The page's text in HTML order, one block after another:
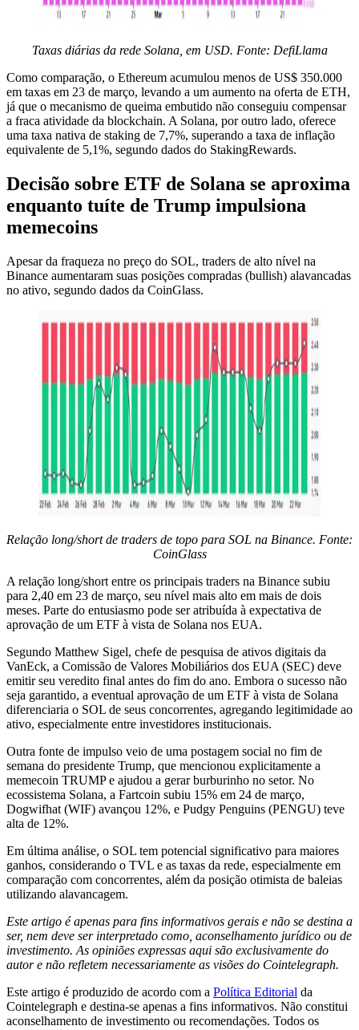
Taxas diárias da rede Solana, em USD. Fonte: DefiLlama
Como comparação, o Ethereum acumulou menos de US$ 350.000
em taxas em 23 de março, levando a um aumento na oferta de ETH,
já que o mecanismo de queima embutido não conseguiu compensar
a fraca atividade da blockchain. A Solana, por outro lado, oferece
uma taxa nativa de staking de 7,7%, superando a taxa de inflação
equivalente de 5,1%, segundo dados do StakingRewards.
Decisão sobre ETF de Solana se aproxima
enquanto tuíte de Trump impulsiona
memecoins
Apesar da fraqueza no preço do SOL, traders de alto nível na
Binance aumentaram suas posições compradas (bullish) alavancadas
no ativo, segundo dados da CoinGlass.
Relação long/short de traders de topo para SOL na Binance. Fonte:
CoinGlass
A relação long/short entre os principais traders na Binance subiu
para 2,40 em 23 de março, seu nível mais alto em mais de dois
meses. Parte do entusiasmo pode ser atribuída à expectativa de
aprovação de um ETF à vista de Solana nos EUA.
Segundo Matthew Sigel, chefe de pesquisa de ativos digitais da
VanEck, a Comissão de Valores Mobiliários dos EUA (SEC) deve
emitir seu veredito final antes do fim do ano. Embora o sucesso não
seja garantido, a eventual aprovação de um ETF à vista de Solana
diferenciaria o SOL de seus concorrentes, agregando legitimidade ao
ativo, especialmente entre investidores institucionais.
Outra fonte de impulso veio de uma postagem social no fim de
semana do presidente Trump, que mencionou explicitamente a
memecoin TRUMP e ajudou a gerar burburinho no setor. No
ecossistema Solana, a Fartcoin subiu 15% em 24 de março,
Dogwifhat (WIF) avançou 12%, e Pudgy Penguins (PENGU) teve
alta de 12%.
Em última análise, o SOL tem potencial significativo para maiores
ganhos, considerando o TVL e as taxas da rede, especialmente em
comparação com concorrentes, além da posição otimista de baleias
utilizando alavancagem.
Este artigo é apenas para fins informativos gerais e não se destina a
ser, nem deve ser interpretado como, aconselhamento jurídico ou de
investimento. As opiniões expressas aqui são exclusivamente do
autor e não refletem necessariamente as visões do Cointelegraph.
Este artigo é produzido de acordo com a Política Editorial da
Cointelegraph e destina-se apenas a fins informativos. Não constitui
aconselhamento de investimento ou recomendações. Todos os